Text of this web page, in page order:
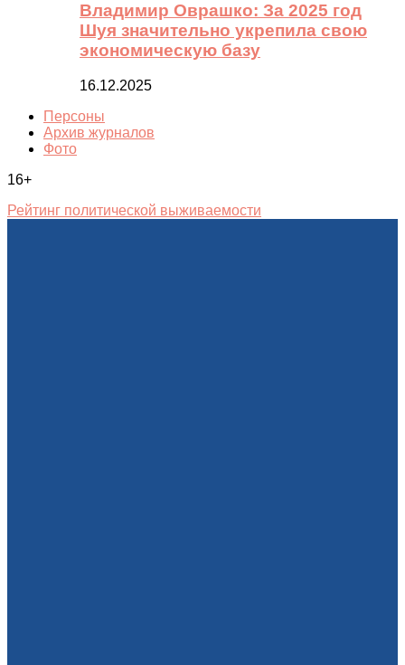
Владимир Оврашко: За 2025 год
Шуя значительно укрепила свою
экономическую базу
16.12.2025
Персоны
Архив журналов
Фото
16+
Рейтинг политической выживаемости